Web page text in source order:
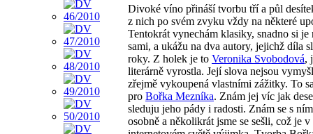
Divoké víno přináší tvorbu tří a půl
z nich po svém zvyku vždy na některé
Tentokrát vynechám klasiky, snadno si je
sami, a ukážu na dva autory, jejichž díla
roky. Z holek je to Veronika Svobodová,
literárně vyrostla. Její slova nejsou
zřejmě vykoupená vlastními zážitky. To
pro Bořka Mezníka. Znám jej víc jak
sleduju jeho pády i radosti. Znám se s
osobně a několikrát jsme se sešli, což je